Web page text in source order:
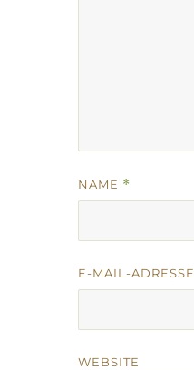
NAME *
E-MAIL-ADRESSE
WEBSITE